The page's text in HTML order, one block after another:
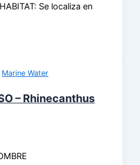
Se localiza en
Marine Water
– Rhinecanthus